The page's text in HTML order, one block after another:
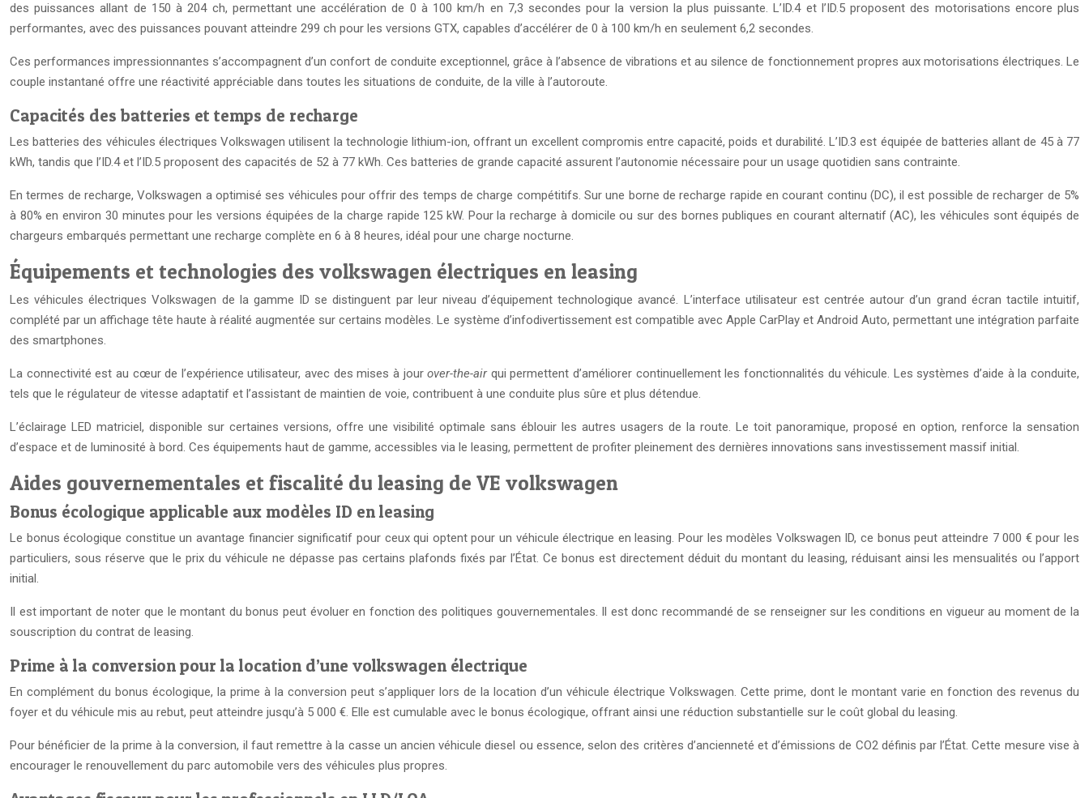
des puissances allant de 150 à 204 ch, permettant une accélération de 0 à 100 km/h en 7,3 secondes pour la version la plus puissante. L’ID.4 et l’ID.5 proposent des motorisations encore plus
performantes, avec des puissances pouvant atteindre 299 ch pour les versions GTX, capables d’accélérer de 0 à 100 km/h en seulement 6,2 secondes.
Ces performances impressionnantes s’accompagnent d’un confort de conduite exceptionnel, grâce à l’absence de vibrations et au silence de fonctionnement propres aux motorisations électriques. Le
couple instantané offre une réactivité appréciable dans toutes les situations de conduite, de la ville à l’autoroute.
Capacités des batteries et temps de recharge
Les batteries des véhicules électriques Volkswagen utilisent la technologie lithium-ion, offrant un excellent compromis entre capacité, poids et durabilité. L’ID.3 est équipée de batteries allant de 45 à 77
kWh, tandis que l’ID.4 et l’ID.5 proposent des capacités de 52 à 77 kWh. Ces batteries de grande capacité assurent l’autonomie nécessaire pour un usage quotidien sans contrainte.
En termes de recharge, Volkswagen a optimisé ses véhicules pour offrir des temps de charge compétitifs. Sur une borne de recharge rapide en courant continu (DC), il est possible de recharger de 5%
à 80% en environ 30 minutes pour les versions équipées de la charge rapide 125 kW. Pour la recharge à domicile ou sur des bornes publiques en courant alternatif (AC), les véhicules sont équipés de
chargeurs embarqués permettant une recharge complète en 6 à 8 heures, idéal pour une charge nocturne.
Équipements et technologies des volkswagen électriques en leasing
Les véhicules électriques Volkswagen de la gamme ID se distinguent par leur niveau d’équipement technologique avancé. L’interface utilisateur est centrée autour d’un grand écran tactile intuitif,
complété par un affichage tête haute à réalité augmentée sur certains modèles. Le système d’infodivertissement est compatible avec Apple CarPlay et Android Auto, permettant une intégration parfaite
des smartphones.
La connectivité est au cœur de l’expérience utilisateur, avec des mises à jourover-the-air qui permettent d’améliorer continuellement les fonctionnalités du véhicule. Les systèmes d’aide à la conduite,
tels que le régulateur de vitesse adaptatif et l’assistant de maintien de voie, contribuent à une conduite plus sûre et plus détendue.
L’éclairage LED matriciel, disponible sur certaines versions, offre une visibilité optimale sans éblouir les autres usagers de la route. Le toit panoramique, proposé en option, renforce la sensation
d’espace et de luminosité à bord. Ces équipements haut de gamme, accessibles via le leasing, permettent de profiter pleinement des dernières innovations sans investissement massif initial.
Aides gouvernementales et fiscalité du leasing de VE volkswagen
Bonus écologique applicable aux modèles ID en leasing
Le bonus écologique constitue un avantage financier significatif pour ceux qui optent pour un véhicule électrique en leasing. Pour les modèles Volkswagen ID, ce bonus peut atteindre 7 000 € pour les
particuliers, sous réserve que le prix du véhicule ne dépasse pas certains plafonds fixés par l’État. Ce bonus est directement déduit du montant du leasing, réduisant ainsi les mensualités ou l’apport
initial.
Il est important de noter que le montant du bonus peut évoluer en fonction des politiques gouvernementales. Il est donc recommandé de se renseigner sur les conditions en vigueur au moment de la
souscription du contrat de leasing.
Prime à la conversion pour la location d’une volkswagen électrique
En complément du bonus écologique, la prime à la conversion peut s’appliquer lors de la location d’un véhicule électrique Volkswagen. Cette prime, dont le montant varie en fonction des revenus du
foyer et du véhicule mis au rebut, peut atteindre jusqu’à 5 000 €. Elle est cumulable avec le bonus écologique, offrant ainsi une réduction substantielle sur le coût global du leasing.
Pour bénéficier de la prime à la conversion, il faut remettre à la casse un ancien véhicule diesel ou essence, selon des critères d’ancienneté et d’émissions de CO2 définis par l’État. Cette mesure vise à
encourager le renouvellement du parc automobile vers des véhicules plus propres.